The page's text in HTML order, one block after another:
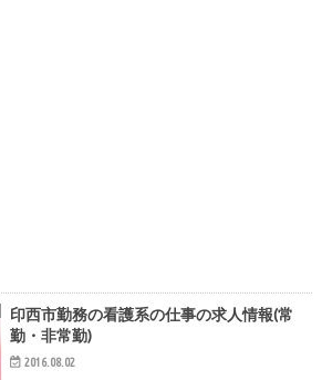
印西市勤務の看護系の仕事の求人情報(常
勤・非常勤)
2016.08.02